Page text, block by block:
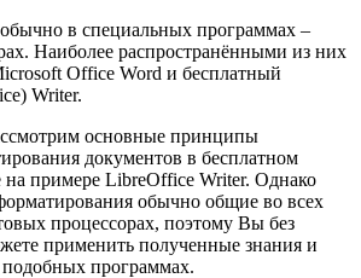
в специальных программах –
Наиболее распространёнными из них
Office Word и бесплатный
Writer.
основные принципы
документов в бесплатном
на примере LibreOffice Writer. Однако
обычно общие во всех
процессорах, поэтому Вы без
применить полученные знания и
программах.